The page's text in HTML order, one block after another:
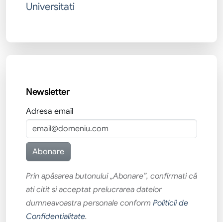
Universitati
Newsletter
Adresa email
Prin apăsarea butonului „Abonare”, confirmati că
ati citit si acceptat prelucrarea datelor
dumneavoastra personale conform Politicii de
Confidentialitate.